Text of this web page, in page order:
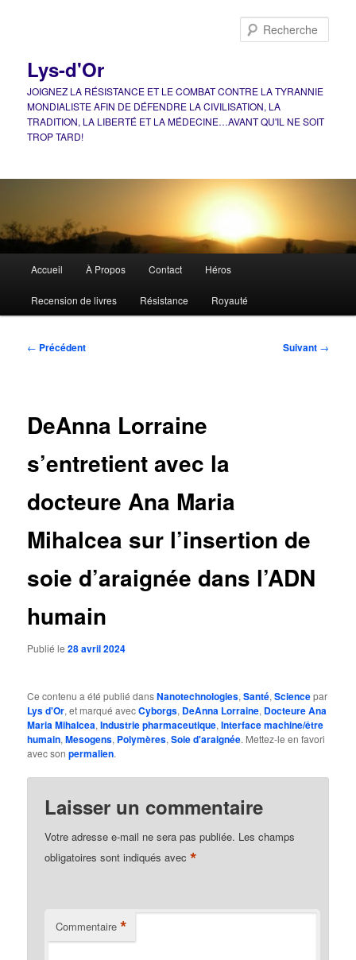
Lys-d'Or
JOIGNEZ LA RÉSISTANCE ET LE COMBAT CONTRE LA TYRANNIE
MONDIALISTE AFIN DE DÉFENDRE LA CIVILISATION, LA
TRADITION, LA LIBERTÉ ET LA MÉDECINE…AVANT QU'IL NE SOIT
TROP TARD!
principal
Accueil À Propos Contact Héros
Recension de livres Résistance Royauté
Navigation
← Précédent Suivant →
DeAnna Lorraine
s’entretient avec la
docteure Ana Maria
Mihalcea sur l’insertion de
soie d’araignée dans l’ADN
humain
Publié le28 avril 2024
Ce contenu a été publié dansNanotechnologies,Santé,Sciencepar
Lys d'Or, et marqué avecCyborgs, DeAnna Lorraine, Docteure Ana
Maria Mihalcea,Industrie pharmaceutique,Interface machine/être
humain,Mesogens, Polymères,Soie d'araignée. Mettez-le en favori
avec sonpermalien.
Laisser un commentaire
Votre adresse e-mail ne sera pas publiée. Les champs
obligatoires sont indiqués avec*
Commentaire *